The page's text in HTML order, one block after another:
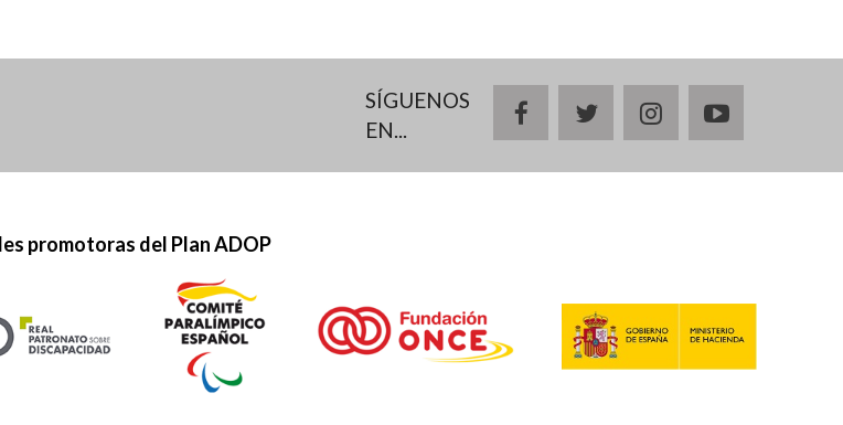
SÍGUENOS
EN...
facebooktwitterinstagramyoutube
promotoras del Plan ADOP